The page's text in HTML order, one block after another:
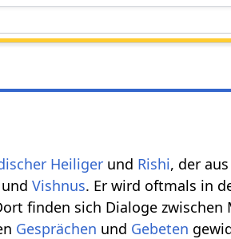
Heiliger und Rishi, der
undVishnus. Er wird oftmals in
finden sich Dialoge
Gesprächen und Gebeten